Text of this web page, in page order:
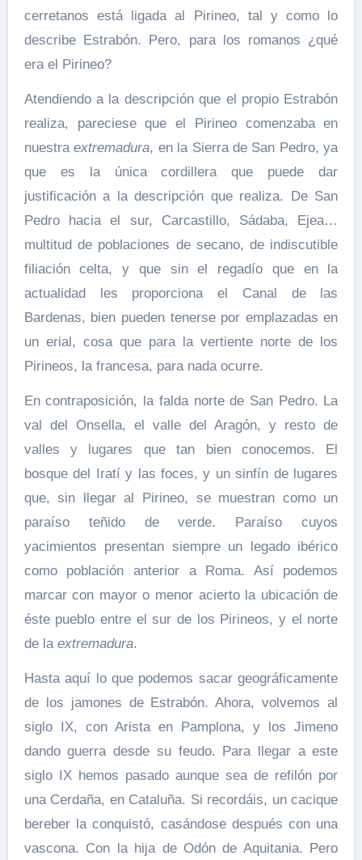
cerretanos está ligada al Pirineo, tal y como lo
describe Estrabón. Pero, para los romanos ¿qué
era el Pirineo?
Atendiendo a la descripción que el propio Estrabón
realiza, pareciese que el Pirineo comenzaba en
nuestraextremadura, en la Sierra de San Pedro, ya
que es la única cordillera que puede dar
justificación a la descripción que realiza. De San
Pedro hacia el sur, Carcastillo, Sádaba, Ejea…
multitud de poblaciones de secano, de indiscutible
filiación celta, y que sin el regadío que en la
actualidad les proporciona el Canal de las
Bardenas, bien pueden tenerse por emplazadas en
un erial, cosa que para la vertiente norte de los
Pirineos, la francesa, para nada ocurre.
En contraposición, la falda norte de San Pedro. La
val del Onsella, el valle del Aragón, y resto de
valles y lugares que tan bien conocemos. El
bosque del Iratí y las foces, y un sinfín de lugares
que, sin llegar al Pirineo, se muestran como un
paraíso teñido de verde. Paraíso cuyos
yacimientos presentan siempre un legado ibérico
como población anterior a Roma. Así podemos
marcar con mayor o menor acierto la ubicación de
éste pueblo entre el sur de los Pirineos, y el norte
de la extremadura.
Hasta aquí lo que podemos sacar geográficamente
de los jamones de Estrabón. Ahora, volvemos al
siglo IX, con Arista en Pamplona, y los Jimeno
dando guerra desde su feudo. Para llegar a este
siglo IX hemos pasado aunque sea de refilón por
una Cerdaña, en Cataluña. Si recordáis, un cacique
bereber la conquistó, casándose después con una
vascona. Con la hija de Odón de Aquitania. Pero